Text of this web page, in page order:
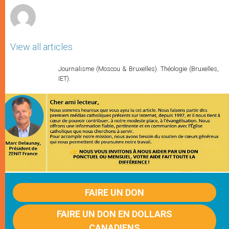
View all articles
Journalisme (Moscou & Bruxelles). Théologie (Bruxelles,
IET).
FAIRE UN DON
FAIRE UN DON EN DOLLARS